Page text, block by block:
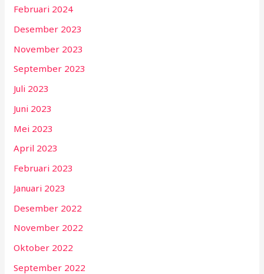
Februari 2024
Desember 2023
November 2023
September 2023
Juli 2023
Juni 2023
Mei 2023
April 2023
Februari 2023
Januari 2023
Desember 2022
November 2022
Oktober 2022
September 2022